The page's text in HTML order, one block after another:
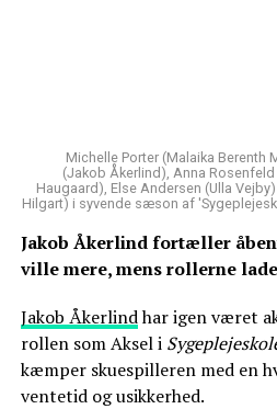
Michelle Porter (Malaika Berenth
(Jakob Åkerlind), Anna
Haugaard), Else Andersen (Ulla
Hilgart) i syvende sæson af
Jakob Åkerlind fortæller
ville mere, mens rollerne
Jakob Åkerlindhar igen været
rollen som Aksel i
kæmper skuespilleren med en
ventetid og usikkerhed.